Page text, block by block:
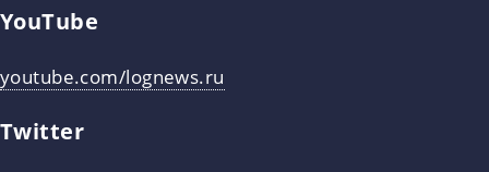
YouTube
youtube.com/lognews.ru
Twitter